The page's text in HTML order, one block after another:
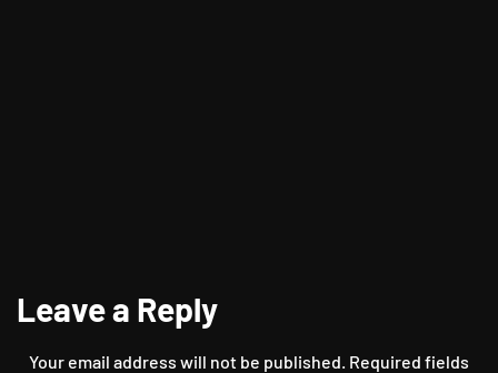
Leave a Reply
Your email address will not be published. Required fields